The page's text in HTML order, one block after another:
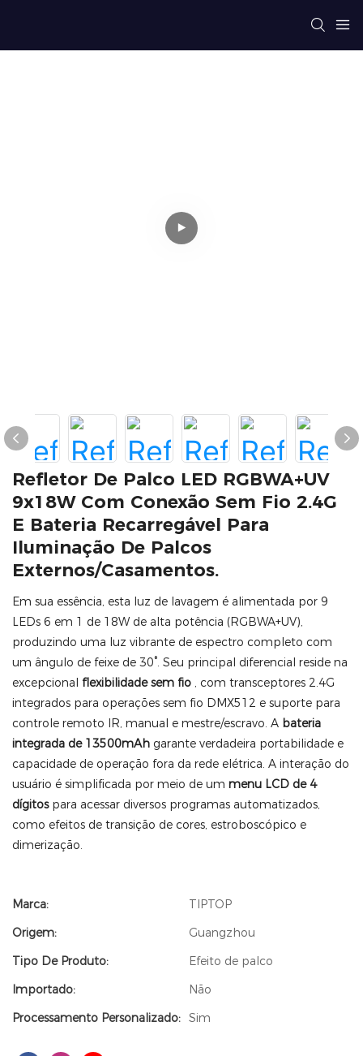
Refletor De Palco LED RGBWA+UV
9x18W Com Conexão Sem Fio 2.4G
E Bateria Recarregável Para
Iluminação De Palcos
Externos/casamentos.
Em sua essência, esta luz de lavagem é alimentada por 9
LEDs 6 em 1 de 18W de alta potência (RGBWA+UV),
produzindo uma luz vibrante de espectro completo com
um ângulo de feixe de 30°. Seu principal diferencial reside na
excepcional flexibilidade sem fio , com transceptores 2.4G
integrados para operações sem fio DMX512 e suporte para
controle remoto IR, manual e mestre/escravo. A bateria
integrada de 13500mAh garante verdadeira portabilidade e
capacidade de operação fora da rede elétrica. A interação do
usuário é simplificada por meio de um menu LCD de 4
dígitospara acessar diversos programas automatizados,
como efeitos de transição de cores, estroboscópico e
dimerização.
Marca:
TIPTOP
Origem:
Guangzhou
Tipo De Produto:
Efeito de palco
Importado:
Não
Processamento Personalizado: Sim